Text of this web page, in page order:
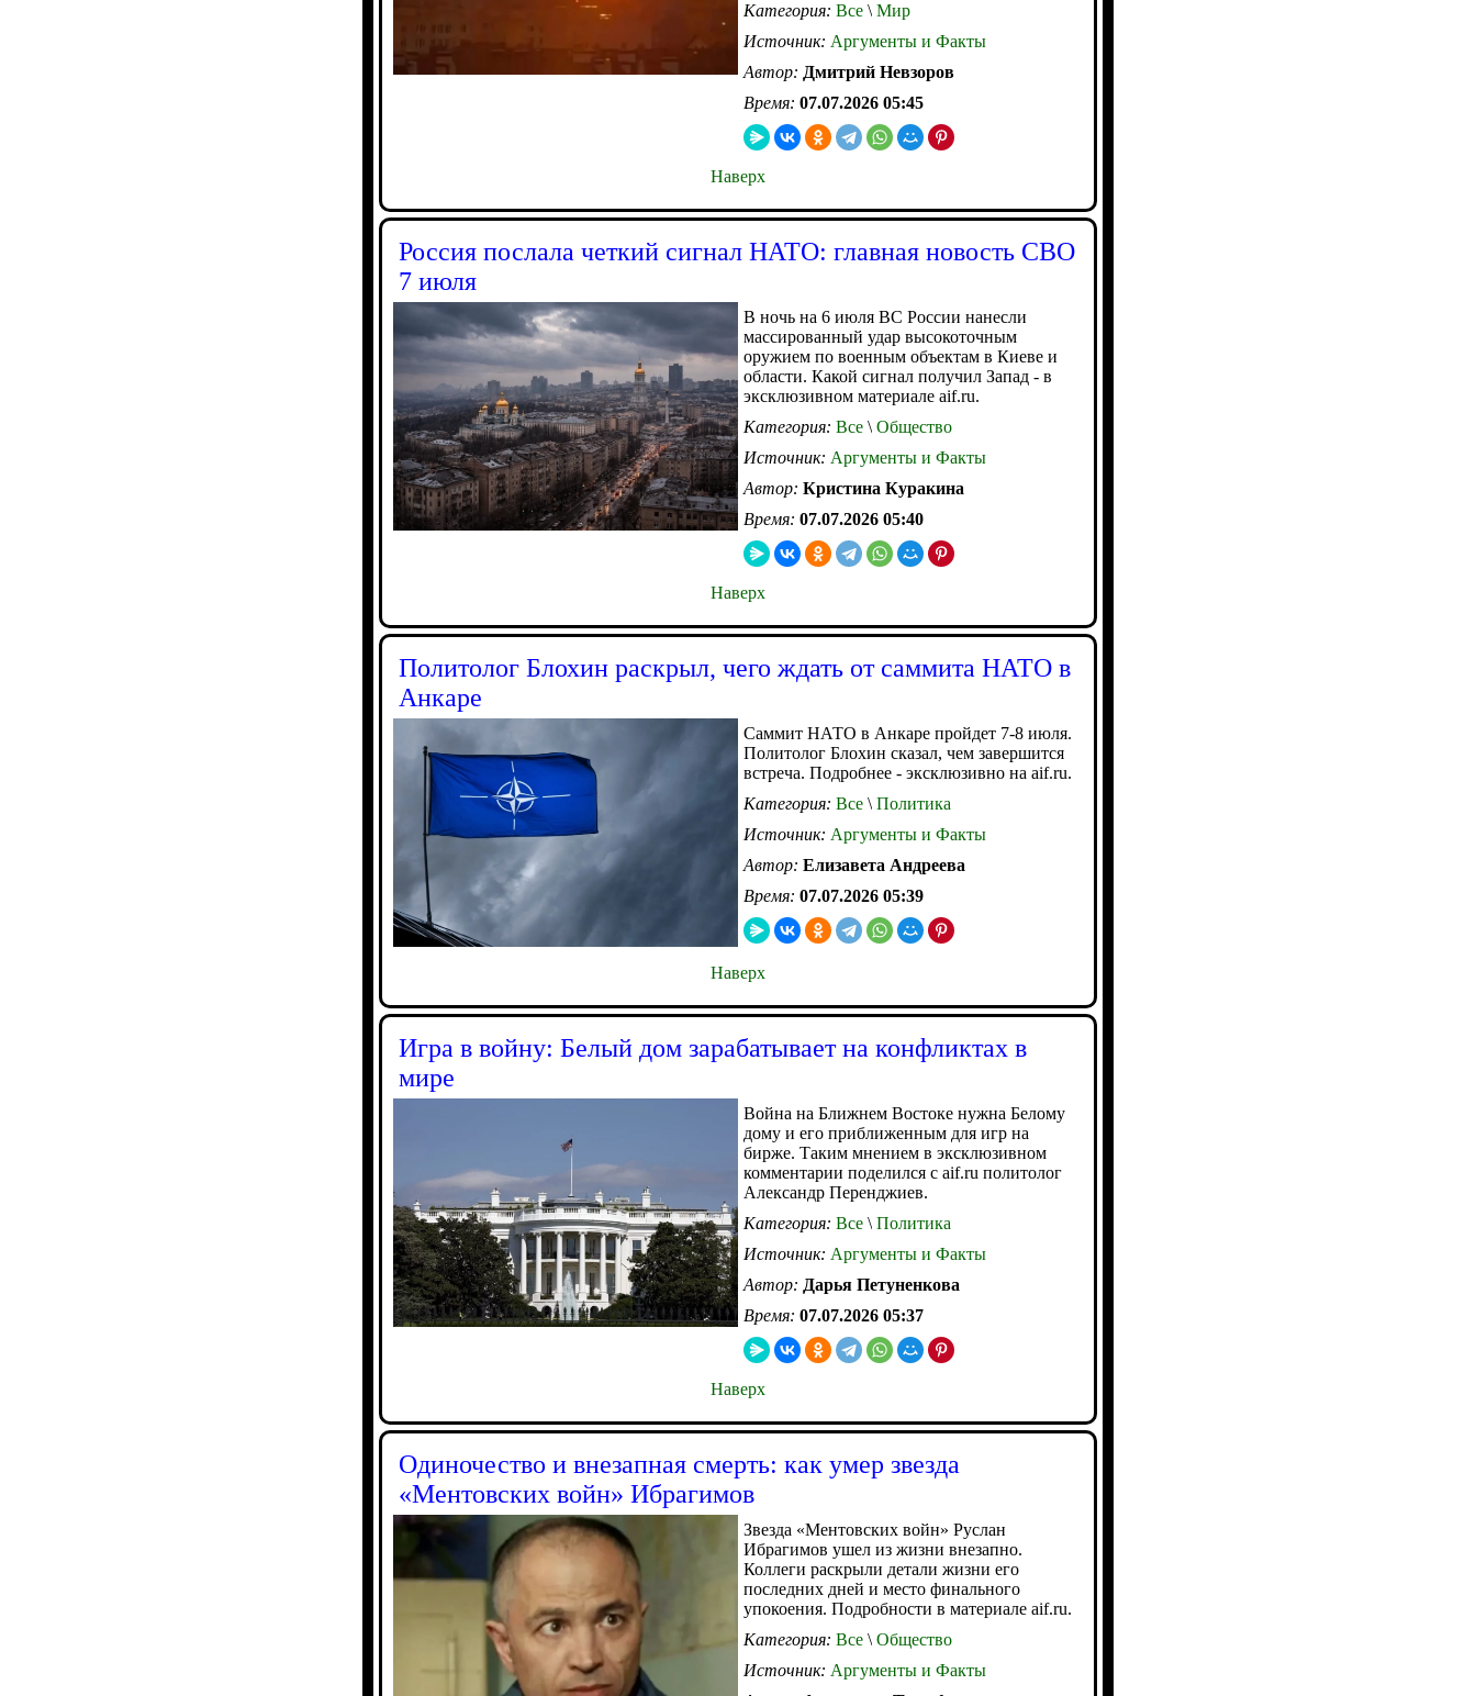
Категория: Все \ Мир
Источник: Аргументы и Факты
Автор: Дмитрий Невзоров
Время: 07.07.2026 05:45
Наверх
Россия послала четкий сигнал НАТО: главная новость СВО
7 июля
В ночь на 6 июля ВС России нанесли
массированный удар высокоточным
оружием по военным объектам в Киеве и
области. Какой сигнал получил Запад - в
эксклюзивном материале aif.ru.
Категория: Все \ Общество
Источник: Аргументы и Факты
Автор: Кристина Куракина
Время: 07.07.2026 05:40
Наверх
Политолог Блохин раскрыл, чего ждать от саммита НАТО в
Анкаре
Саммит НАТО в Анкаре пройдет 7-8 июля.
Политолог Блохин сказал, чем завершится
встреча. Подробнее - эксклюзивно на aif.ru.
Категория: Все \ Политика
Источник: Аргументы и Факты
Автор: Елизавета Андреева
Время: 07.07.2026 05:39
Наверх
Игра в войну: Белый дом зарабатывает на конфликтах в
мире
Война на Ближнем Востоке нужна Белому
дому и его приближенным для игр на
бирже. Таким мнением в эксклюзивном
комментарии поделился с aif.ru политолог
Александр Перенджиев.
Категория: Все \ Политика
Источник: Аргументы и Факты
Автор: Дарья Петуненкова
Время: 07.07.2026 05:37
Наверх
Одиночество и внезапная смерть: как умер звезда
«Ментовских войн» Ибрагимов
Звезда «Ментовских войн» Руслан
Ибрагимов ушел из жизни внезапно.
Коллеги раскрыли детали жизни его
последних дней и место финального
упокоения. Подробности в материале aif.ru.
Категория: Все \ Общество
Источник: Аргументы и Факты